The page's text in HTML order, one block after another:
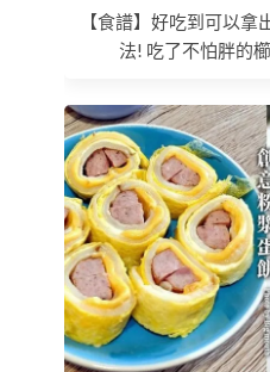
【食譜】好吃到可以
法! 吃了不怕胖的